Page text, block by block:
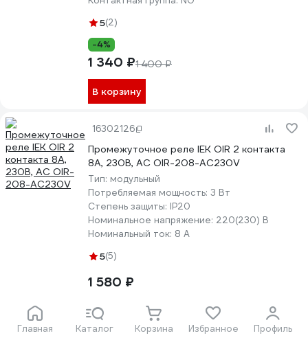
Главная Каталог Корзина Избранное Профиль
5(2)
-4%
1 340 ₽1 400 ₽
В корзину
16302126
Промежуточное реле IEK OIR 2 контакта
8А, 230В, AC OIR-208-AC230V
Тип: модульный
Потребляемая мощность: 3 Вт
Степень защиты: IP20
Номинальное напряжение: 220(230) В
Номинальный ток: 8 А
5(5)
1 580 ₽
В корзину